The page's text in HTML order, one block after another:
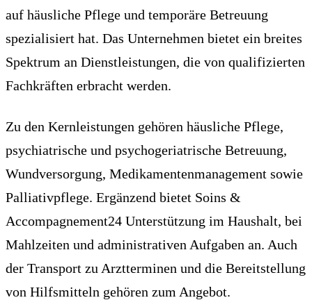
auf häusliche Pflege und temporäre Betreuung
spezialisiert hat. Das Unternehmen bietet ein breites
Spektrum an Dienstleistungen, die von qualifizierten
Fachkräften erbracht werden.
Zu den Kernleistungen gehören häusliche Pflege,
psychiatrische und psychogeriatrische Betreuung,
Wundversorgung, Medikamentenmanagement sowie
Palliativpflege. Ergänzend bietet Soins &
Accompagnement24 Unterstützung im Haushalt, bei
Mahlzeiten und administrativen Aufgaben an. Auch
der Transport zu Arztterminen und die Bereitstellung
von Hilfsmitteln gehören zum Angebot.